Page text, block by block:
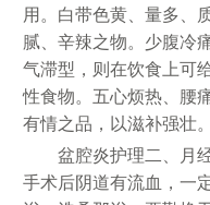
用。白带色黄、量多、
腻、辛辣之物。少腹冷
气滞型，则在饮食上可
性食物。五心烦热、腰
有情之品，以滋补强壮。
盆腔炎护理二、月
手术后阴道有流血，一